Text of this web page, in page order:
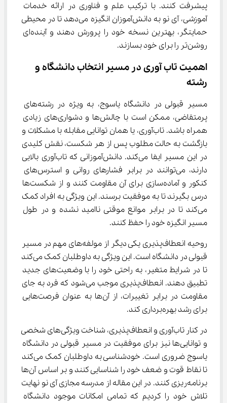
پیشرفت کنند. با ترکیب علم و فناوری در ارائه خدمات
آموزشی، آی نو به دانش‌آموزان انگیزه می‌دهد تا در محیطی
حمایتگر، بهترین نسخه خود را پرورش دهند و آینده‌ای
روشن‌تر را برای خود بسازند.
اهمیت تاب آوری در مسیر انتخاب دانشگاه و
رشته
مسیر قبولی در دانشگاه یاسوج، به ویژه در رشته‌های
پرمتقاضی، ممکن است با چالش‌ها و دشواری‌های زیادی
همراه باشد. تاب‌آوری، یا همان توانایی مقابله با مشکلات و
بازگشت به حالت مطلوب پس از هر شکست، نقش کلیدی
در این مسیر ایفا می‌کند. دانش‌آموزانی که تاب‌آوری بالایی
دارند، می‌توانند در برابر فشارهای روانی و استرس‌های
کنکور و آماده‌سازی برای آن مقاومت کنند و از شکست‌ها
درس بگیرند تا به موفقیت برسند. این ویژگی به افراد کمک
می‌کند تا در برابر موانع موقتی ناامید نشده و در طول
مسیر انگیزه خود را حفظ کنند.
روحیه انعطاف‌پذیری یکی دیگر از مولفه‌های مهم در مسیر
قبولی در دانشگاه است. این ویژگی به داوطلبان کمک می‌کند
تا در شرایط متغیر، به راحتی خود را با وضعیت‌های جدید
تطبیق دهند. انعطاف‌پذیری موجب می‌شود که فرد به جای
مقاومت در برابر تغییرات، از آن‌ها به عنوان فرصت‌هایی
برای رشد بهره‌برداری کند.
در کنار تاب‌آوری و انعطاف‌پذیری، شناخت ویژگی‌های شخصی
و توانایی‌ها نیز برای موفقیت در مسیر قبولی در دانشگاه
یاسوج ضروری است. خودشناسی به داوطلبان کمک می‌کند
تا نقاط قوت و ضعف خود را شناسایی کنند و بر اساس آن‌ها
برنامه‌ریزی کنند. در این مقاله از مدرسه مجازی آی نو نهایت
تلاش خود را کردیم که تمامی امکانات موجود دانشگاه